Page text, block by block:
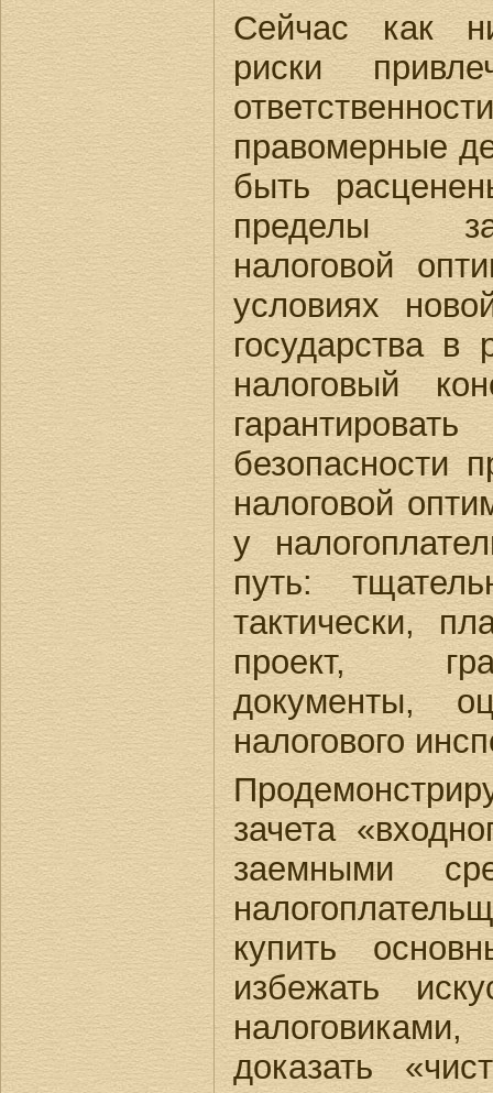
Сейчас как
риски
правомерные
быть
пределы
налоговой
условиях
государства в
налоговый
безопасности
налоговой
у
путь:
тактически,
проект,
документы,
налогового
зачета
заемными
купить
избежать
доказать